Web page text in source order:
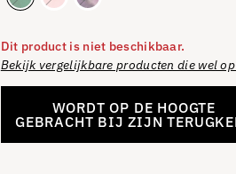
Dit product is niet beschikbaar.
Bekijk vergelijkbare producten die wel
WORDT OP DE HOOGTE
GEBRACHT BIJ ZIJN